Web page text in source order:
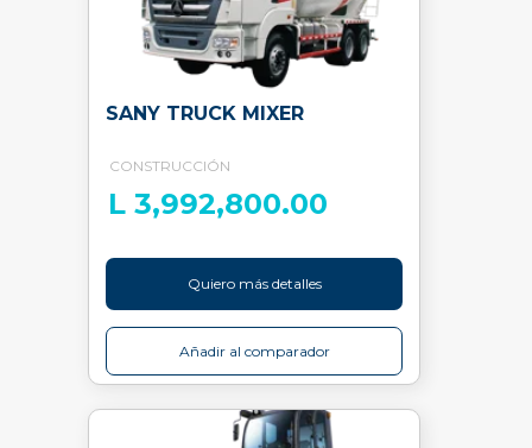
SANY TRUCK MIXER
CONSTRUCCIÓN
L 3,992,800.00
Quiero más detalles
Añadir al comparador